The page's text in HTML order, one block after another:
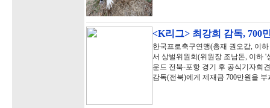
<K리그> 최강희 감독, 700
한국프로축구연맹(총재 권오갑, 이
서 상벌위원회(위원장 조남돈, 이하 '
운드 전북-포항 경기 후 공식기자회
감독(전북)에게 제재금 700만원을